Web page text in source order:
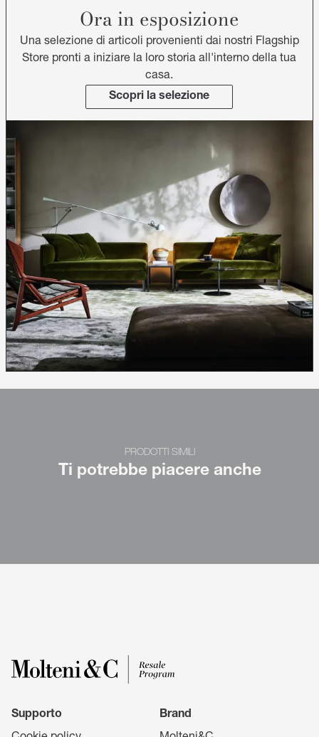
Ora in esposizione
Una selezione di articoli provenienti dai nostri Flagship
Store pronti a iniziare la loro storia all'interno della tua
casa.
Scopri la selezione
PRODOTTI SIMILI
Ti potrebbe piacere anche
Supporto
Brand